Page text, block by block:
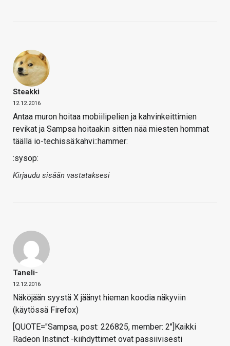
Steakki
12.12.2016
Antaa muron hoitaa mobiilipelien ja kahvinkeittimien
revikat ja Sampsa hoitaakin sitten nää miesten hommat
täällä io-techissä:kahvi::hammer:
:sysop:
Kirjaudu sisään vastataksesi
Taneli-
12.12.2016
Näköjään syystä X jäänyt hieman koodia näkyviin
(käytössä Firefox)
[QUOTE="Sampsa, post: 226825, member: 2"]Kaikki
Radeon Instinct -kiihdyttimet ovat passiivisesti